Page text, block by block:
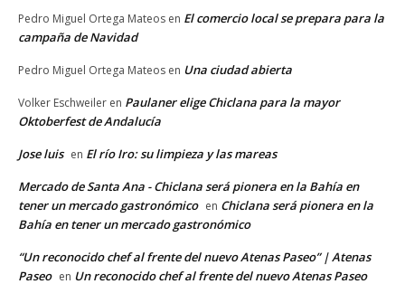
Pedro Miguel Ortega Mateos en El comercio local se prepara para la
campaña de Navidad
Pedro Miguel Ortega Mateos en Una ciudad abierta
Volker Eschweiler en Paulaner elige Chiclana para la mayor
Oktoberfest de Andalucía
Jose luis en El río Iro: su limpieza y las mareas
Mercado de Santa Ana - Chiclana será pionera en la Bahía en
tener un mercado gastronómico en Chiclana será pionera en la
Bahía en tener un mercado gastronómico
“Un reconocido chef al frente del nuevo Atenas Paseo” | Atenas
Paseo en Un reconocido chef al frente del nuevo Atenas Paseo